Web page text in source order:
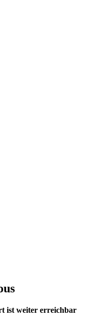
ist weiter erreichbar